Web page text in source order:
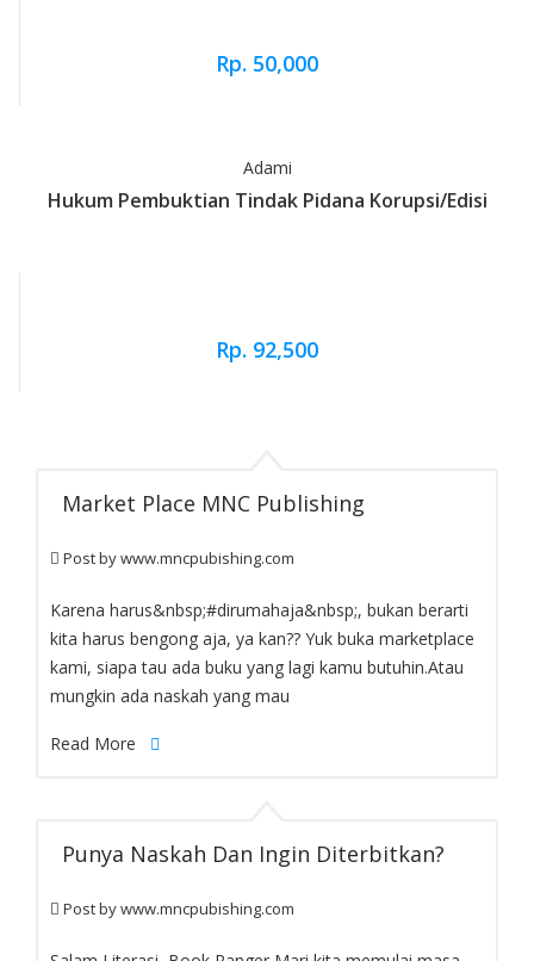
Rp. 50,000
Adami
Hukum Pembuktian Tindak Pidana Korupsi/Edisi
Rp. 92,500
Market Place MNC Publishing
Post bywww.mncpubishing.com
blog-paragraph
Karena harus&nbsp;#dirumahaja&nbsp;, bukan berarti
kita harus bengong aja, ya kan?? Yuk buka marketplace
kami, siapa tau ada buku yang lagi kamu butuhin.Atau
mungkin ada naskah yang mau
Read More
Punya Naskah Dan Ingin Diterbitkan?
Post bywww.mncpubishing.com